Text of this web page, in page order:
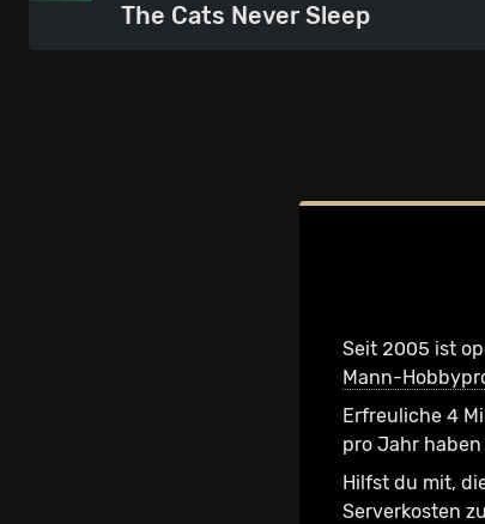
The Cats Never Sleep
Seit 2005 ist
Mann-
Erfreuliche 4
pro Jahr haben
Hilfst du mit,
Serverkosten